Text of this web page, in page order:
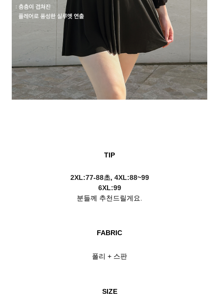
TIP
2XL:77-88초, 4XL:88~99
6XL:99
분들께 추천드릴게요.
FABRIC
폴리 + 스판
SIZE